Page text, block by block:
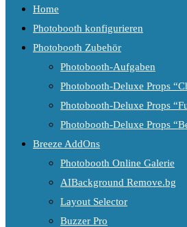
Home
Photobooth konfigurieren
Photobooth Zubehör
Photobooth-Aufgaben
Photobooth-Deluxe Props
Photobooth-Deluxe Props
Photobooth-Deluxe Props
Breeze AddOns
Photobooth Online Galerie
AIBackground Remove.bg
Layout Selector
Buzzer Pro